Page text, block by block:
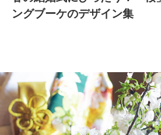
ングブーケのデザイン集